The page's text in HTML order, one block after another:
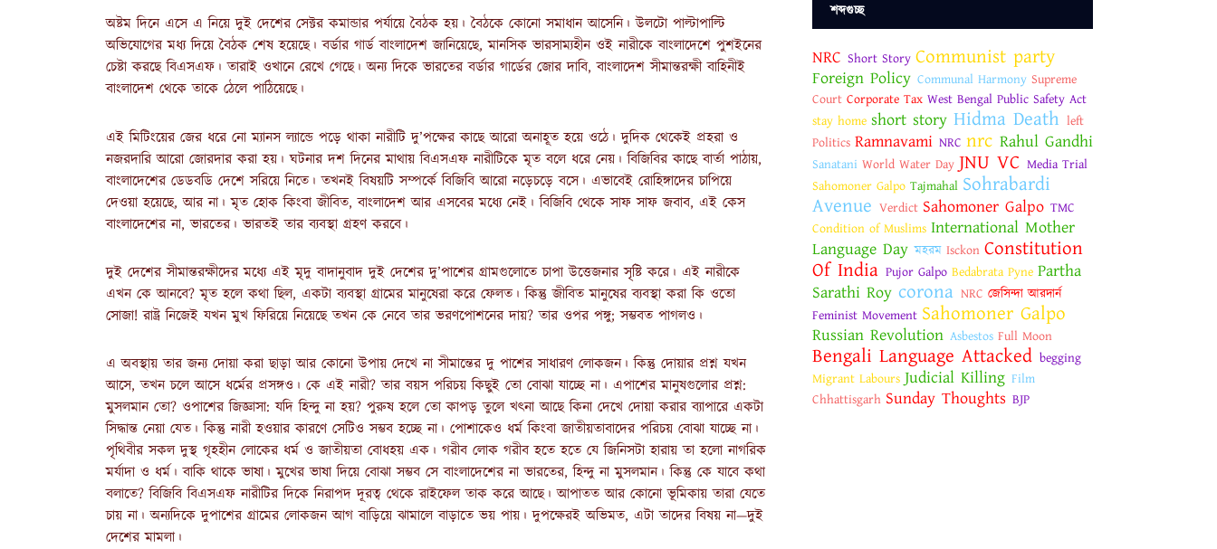
অষ্টম দিনে এসে এ নিয়ে দুই দেশের সেক্টর কমান্ডার পর্যায়ে বৈঠক হয়। বৈঠকে কোনো সমাধান আসেনি। উলটো পাল্টাপাল্টি
অভিযোগের মধ্য দিয়ে বৈঠক শেষ হয়েছে। বর্ডার গার্ড বাংলাদেশ জানিয়েছে, মানসিক ভারসাম্যহীন ওই নারীকে বাংলাদেশে পুশইনের
চেষ্টা করছে বিএসএফ। তারাই ওখানে রেখে গেছে। অন্য দিকে ভারতের বর্ডার গার্ডের জোর দাবি, বাংলাদেশ সীমান্তরক্ষী বাহিনীই
বাংলাদেশ থেকে তাকে ঠেলে পাঠিয়েছে।
এই মিটিংয়ের জের ধরে নো ম্যানস ল্যান্ডে পড়ে থাকা নারীটি দু’পক্ষের কাছে আরো অনাহূত হয়ে ওঠে। দুদিক থেকেই প্রহরা ও
নজরদারি আরো জোরদার করা হয়। ঘটনার দশ দিনের মাথায় বিএসএফ নারীটিকে মৃত বলে ধরে নেয়। বিজিবির কাছে বার্তা পাঠায়,
বাংলাদেশের ডেডবডি দেশে সরিয়ে নিতে। তখনই বিষয়টি সম্পর্কে বিজিবি আরো নড়েচড়ে বসে। এভাবেই রোহিঙ্গাদের চাপিয়ে
দেওয়া হয়েছে, আর না। মৃত হোক কিংবা জীবিত, বাংলাদেশ আর এসবের মধ্যে নেই। বিজিবি থেকে সাফ সাফ জবাব, এই কেস
বাংলাদেশের না, ভারতের। ভারতই তার ব্যবস্থা গ্রহণ করবে।
দুই দেশের সীমান্তরক্ষীদের মধ্যে এই মৃদু বাদানুবাদ দুই দেশের দু’পাশের গ্রামগুলোতে চাপা উত্তেজনার সৃষ্টি করে। এই নারীকে
এখন কে আনবে? মৃত হলে কথা ছিল, একটা ব্যবস্থা গ্রামের মানুষেরা করে ফেলত। কিন্তু জীবিত মানুষের ব্যবস্থা করা কি ওতো
সোজা! রাষ্ট্র নিজেই যখন মুখ ফিরিয়ে নিয়েছে তখন কে নেবে তার ভরণপোশনের দায়? তার ওপর পঙ্গু; সম্ভবত পাগলও।
এ অবস্থায় তার জন্য দোয়া করা ছাড়া আর কোনো উপায় দেখে না সীমান্তের দু পাশের সাধারণ লোকজন। কিন্তু দোয়ার প্রশ্ন যখন
আসে, তখন চলে আসে ধর্মের প্রসঙ্গও। কে এই নারী? তার বয়স পরিচয় কিছুই তো বোঝা যাচ্ছে না। এপাশের মানুষগুলোর প্রশ্ন:
মুসলমান তো? ওপাশের জিজ্ঞাসা: যদি হিন্দু না হয়? পুরুষ হলে তো কাপড় তুলে খৎনা আছে কিনা দেখে দোয়া করার ব্যাপারে একটা
সিদ্ধান্ত নেয়া যেত। কিন্তু নারী হওয়ার কারণে সেটিও সম্ভব হচ্ছে না। পোশাকেও ধর্ম কিংবা জাতীয়তাবাদের পরিচয় বোঝা যাচ্ছে না।
পৃথিবীর সকল দুস্থ গৃহহীন লোকের ধর্ম ও জাতীয়তা বোধহয় এক। গরীব লোক গরীব হতে হতে যে জিনিসটা হারায় তা হলো নাগরিক
মর্যাদা ও ধর্ম। বাকি থাকে ভাষা। মুখের ভাষা দিয়ে বোঝা সম্ভব সে বাংলাদেশের না ভারতের, হিন্দু না মুসলমান। কিন্তু কে যাবে কথা
বলাতে? বিজিবি বিএসএফ নারীটির দিকে নিরাপদ দূরত্ব থেকে রাইফেল তাক করে আছে। আপাতত আর কোনো ভূমিকায় তারা যেতে
চায় না। অন্যদিকে দুপাশের গ্রামের লোকজন আগ বাড়িয়ে ঝামালে বাড়াতে ভয় পায়। দুপক্ষেরই অভিমত, এটা তাদের বিষয় না—দুই
দেশের মামলা।
শব্দগুচ্ছ
NRC Short Story Communist party
Foreign Policy Communal Harmony Supreme
Court Corporate Tax West Bengal Public Safety Act
stay home short story Hidma Death left
Politics Ramnavami NRC nrc Rahul Gandhi
Sanatani World Water Day JNU VC Media Trial
Sahomoner Galpo Tajmahal Sohrabardi
Avenue Verdict Sahomoner Galpo TMC
Condition of Muslims International Mother
Language Day মহরম Isckon Constitution
Of India Pujor Galpo Bedabrata Pyne Partha
Sarathi Roy corona NRC জেসিন্দা আরদার্ন
Feminist Movement Sahomoner Galpo
Russian Revolution Asbestos Full Moon
Bengali Language Attacked begging
Migrant Labours Judicial Killing Film
Chhattisgarh Sunday Thoughts BJP